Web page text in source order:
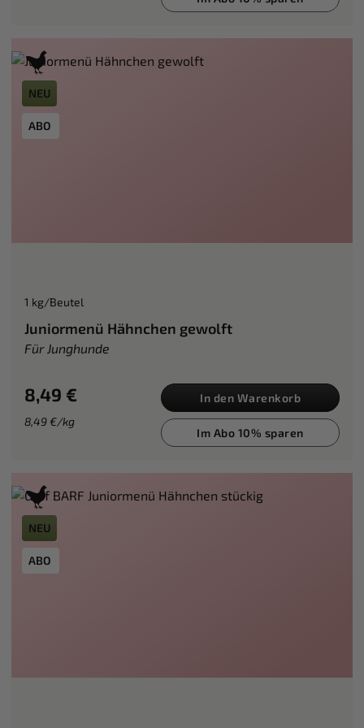
ABO
NEU
1 kg/Beutel
Juniormenü Hähnchen gewolft
Für Junghunde
8,49 €
8,49 €/kg
In den Warenkorb
Im Abo 10% sparen
ABO
NEU